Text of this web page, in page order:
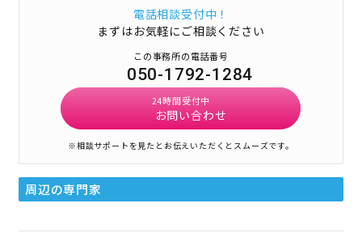
電話相談受付中！
まずはお気軽にご相談ください
この事務所の電話番号
050-1792-1284
24時間受付中
お問い合わせ
※相談サポートを見たとお伝えいただくとスムーズです。
周辺の専門家